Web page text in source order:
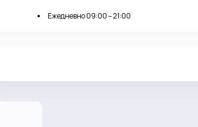
Ежедневно 09:00 – 21:00